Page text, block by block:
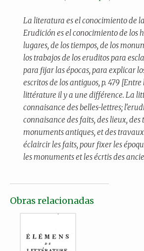
La literatura es el conocimiento de
Erudición es el conocimiento de los
lugares, de los tiempos, de los
los trabajos de los eruditos para
para fijar las épocas, para explicar
escritos de los antiguos, p. 479
littérature il y a une différence. La
connaisance des belles-lettres; l'
connaisance des faits, des lieux, des
monuments antiques, et des
éclaircir les faits, pour fixer les
les monuments et les écrtis des
Obras relacionadas